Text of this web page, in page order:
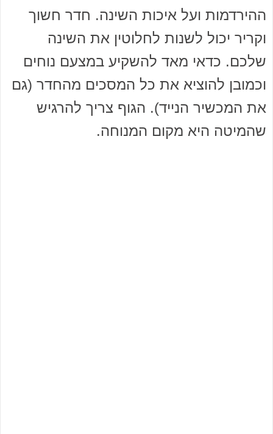
ההירדמות ועל איכות השינה. חדר חשוך
וקריר יכול לשנות לחלוטין את השינה
שלכם. כדאי מאד להשקיע במצעם נוחים
וכמובן להוציא את כל המסכים מהחדר (גם
את המכשיר הנייד). הגוף צריך להרגיש
שהמיטה היא מקום המנוחה.